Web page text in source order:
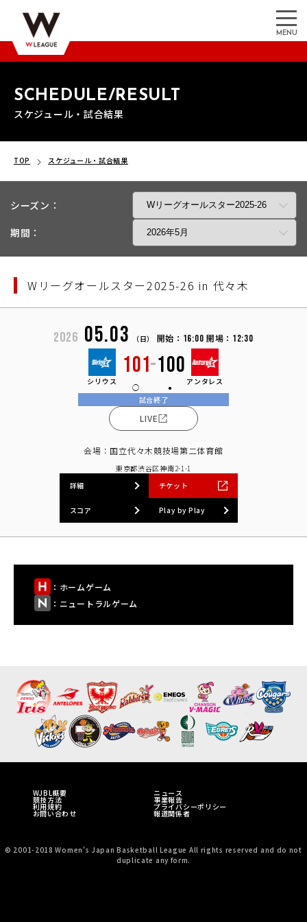
MENU
SCHEDULE/RESULT
スケジュール・試合結果
TOP スケジュール・試合結果
シーズン：
期間：
Wリーグオールスター2025-26 in 代々木
2026 05.03 （日） 開始： 16:00 開場： 12:30
シリウス
101-100
アンタレス
試合終了
LIVE
会場：国立代々木競技場第二体育館
東京都渋谷区神南2-1-1
詳細
チケット
スコア Play by Play
：ホームゲーム
：ニュートラルゲーム
WJBL概要 ニュース
競技方法 事業報告
利用規約 プライバシーポリシー
お問い合わせ 報道関係者
© 2001-2018 Women's Japan Basketball League All rights reserved and do not
duplicate any form.